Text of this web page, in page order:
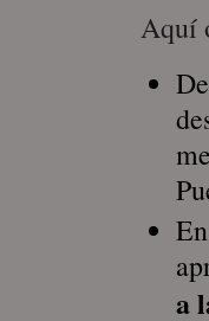
Aquí
a